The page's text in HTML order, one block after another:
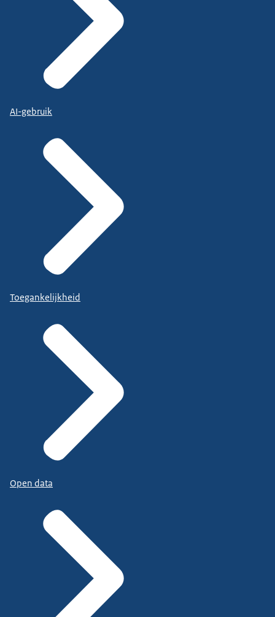
AI-gebruik
Toegankelijkheid
Open data